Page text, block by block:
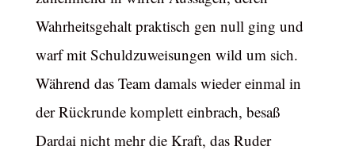
Wahrheitsgehalt praktisch gen null ging und
warf mit Schuldzuweisungen wild um sich.
Während das Team damals wieder einmal in
der Rückrunde komplett einbrach, besaß
Dardai nicht mehr die Kraft, das Ruder